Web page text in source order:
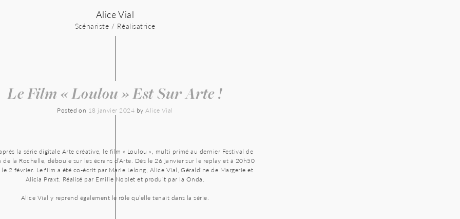
Alice Vial
Scénariste / Réalisatrice
Le Film « Loulou » Est Sur Arte !
Posted on 18 janvier 2024 byAlice Vial
la série digitale Arte créative, le film « Loulou », multi primé au dernier Festival de
la Rochelle, déboule sur les écrans d’Arte. Dès le 26 janvier sur le replay et à 20h50
2 février. Le film a été co-écrit par Marie Lelong, Alice Vial, Géraldine de Margerie et
Alicia Praxt. Réalisé par Emilie Noblet et produit par la Onda.
Alice Vial y reprend également le rôle qu’elle tenait dans la série.